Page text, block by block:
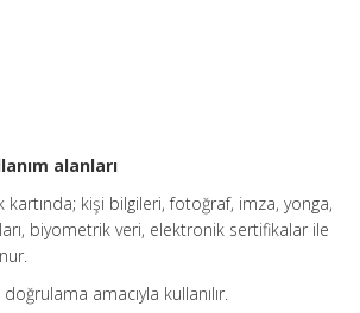
alanları
kartında; kişi bilgileri, fotoğraf, imza, yonga,
biyometrik veri, elektronik sertifikalar ile
amacıyla kullanılır.